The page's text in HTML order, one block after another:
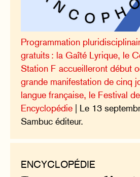
Programmation
gratuits : la Gaîté Lyrique, le
Station F accueilleront début
grande manifestation de cinq
langue française, le Festival
Encyclopédie | Le 13
Sambuc éditeur.
ENCYCLOPÉDIE